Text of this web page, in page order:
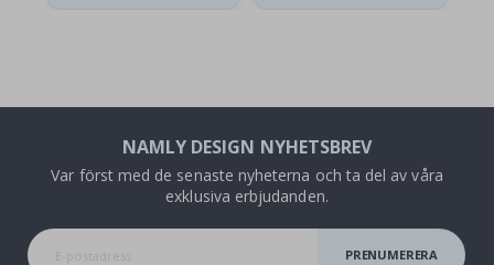
NAMLY DESIGN NYHETSBREV
Var först med de senaste nyheterna och ta del av våra
exklusiva erbjudanden.
PRENUMERERA